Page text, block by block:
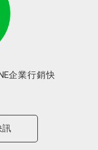
企業行銷快
訊